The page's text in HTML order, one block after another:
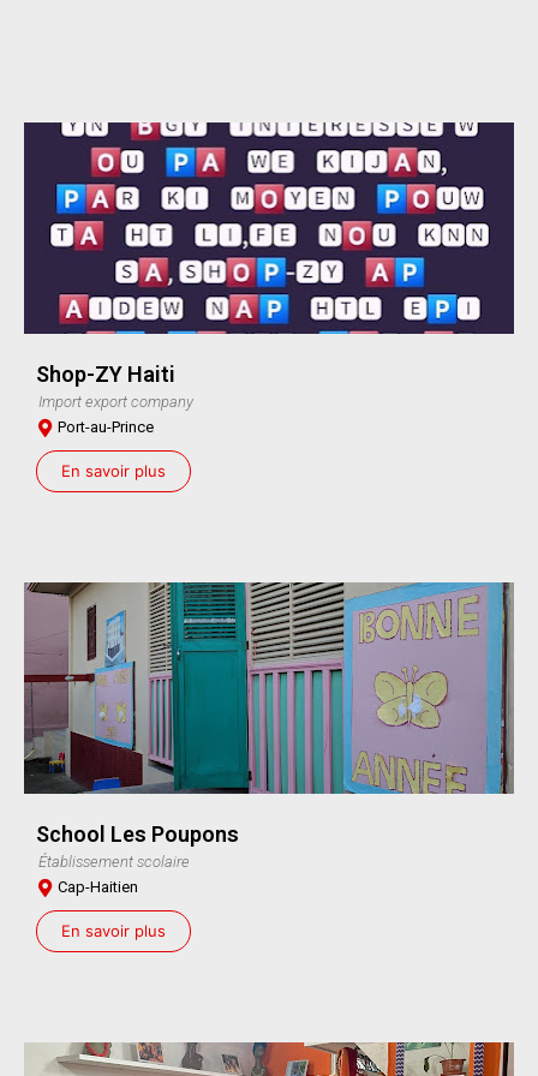
Shop-ZY Haiti
Import export company
Port-au-Prince
En savoir plus
School Les Poupons
Établissement scolaire
Cap-Haitien
En savoir plus